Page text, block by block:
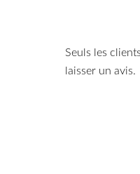
Seuls les
laisser un avis.